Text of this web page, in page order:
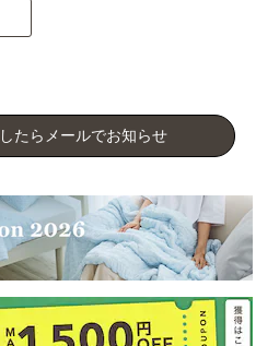
たらメールでお知らせ